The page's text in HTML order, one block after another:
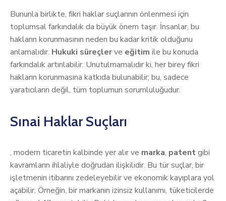
Bununla birlikte, fikri haklar suçlarının önlenmesi için
toplumsal farkındalık da büyük önem taşır. İnsanlar, bu
hakların korunmasının neden bu kadar kritik olduğunu
anlamalıdır. Hukuki süreçlerve eğitim ile bu konuda
farkındalık artırılabilir. Unutulmamalıdır ki, her birey fikri
hakların korunmasına katkıda bulunabilir; bu, sadece
yaratıcıların değil, tüm toplumun sorumluluğudur.
Sınai Haklar Suçları
, modern ticaretin kalbinde yer alır ve marka, patentgibi
kavramların ihlaliyle doğrudan ilişkilidir. Bu tür suçlar, bir
işletmenin itibarını zedeleyebilir ve ekonomik kayıplara yol
açabilir. Örneğin, bir markanın izinsiz kullanımı, tüketicilerde